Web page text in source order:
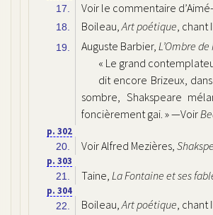
17. Voir le commentaire
18. Boileau, Art poétique , chant
19. Auguste Barbier, L’Ombre
« Le grand
dit encore Brizeux,
sombre, Shakspeare
foncièrement gai. »—Voir
p. 302
20. Voir Alfred Mezières,
p. 303
21. Taine, La Fontaine et ses
p. 304
22. Boileau,Art poétique, chant